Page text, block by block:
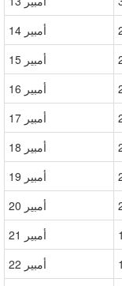
14 أمبير
15 أمبير
16 أمبير
17 أمبير
18 أمبير
19 أمبير
20 أمبير
21 أمبير
22 أمبير